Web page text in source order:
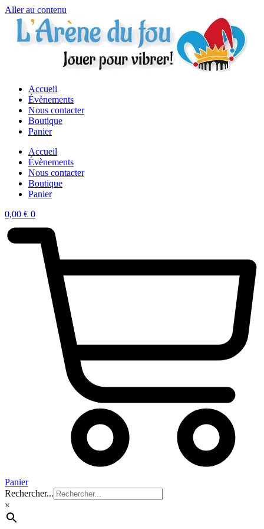
Aller au contenu
Accueil
Évènements
Nous contacter
Boutique
Panier
Accueil
Évènements
Nous contacter
Boutique
Panier
0,00 € 0
Panier
Rechercher...
×